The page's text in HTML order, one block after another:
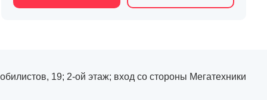
19; 2-ой этаж; вход со стороны Мегатехники